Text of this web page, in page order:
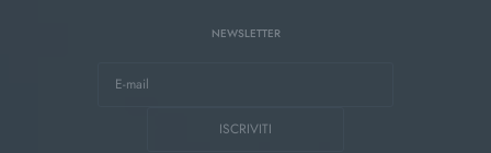
NEWSLETTER
E-mail
ISCRIVITI